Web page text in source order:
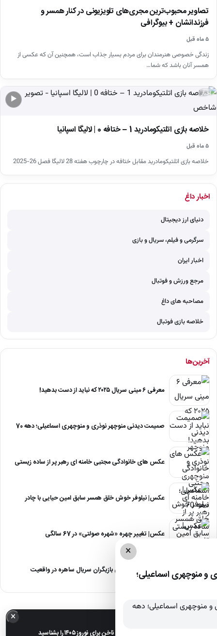
تصاویر محبوب‌ترین مجری‌های تلویزیونی در کنار همسر و
فرزندانشان + بیوگرافی
۵ ماه قبل
زندگی خصوصی هنرمندان برای مردم بسیار جذاب است، همچنین آن که عکسی از
همسر آنان باشد که شما…
▶
اخبار
خلاصه بازی اتلتیکومادرید 1 – ختافه 0 | لالیگا اسپانیا
۵ ماه قبل
خلاصه بازی اتلتیکومادرید مقابل ختافه در چارچوب هفته 28 لالیگا فصل 26-2025
اخبار داغ
دنیای ارز دیجیتال
سرگرمی و فیلم، سریال و بازی
اخبار ایران
مرجع ورزش و فوتبال
مصاحبه های داغ
خلاصه بازی فوتبال
آخرین‌ها
معرفی ۶ مینی سریال ۲۰۲۵ که نباید از دست بدهید!
صمیمت دیدنی منوچهر نوذری و منوچهری اسماعیلی؛ دهه 70
عکس های خانوادگی مجتبی خامنه ای رهبر پر از ساده زیستی
عکس| نیلوفر خوش خلق همسر سابق امین حیایی با چادر
عکس| تغییر چهره «شهره صولتی» در 67 سالگی
عکس| آلبوم عروسی بازیگران سریال ساهره در واقعیت
×
منوچهری اسماعیلی؛
×
عکس| ترندترین طرح‌های ناخن برای نوروز ۱۴۰۵ را بشناسید